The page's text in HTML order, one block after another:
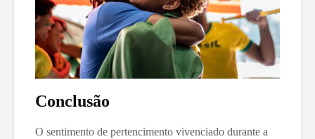
Conclusão
O sentimento de pertencimento vivenciado durante a